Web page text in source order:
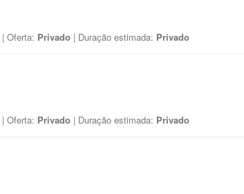
| Oferta: Privado | Duração estimada: Privado
| Oferta: Privado | Duração estimada: Privado